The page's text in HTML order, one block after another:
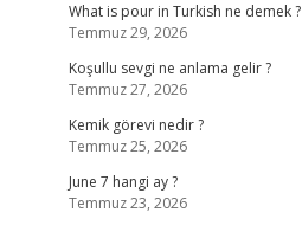
What is pour in Turkish ne demek ?
Temmuz 29, 2026
Koşullu sevgi ne anlama gelir ?
Temmuz 27, 2026
Kemik görevi nedir ?
Temmuz 25, 2026
June 7 hangi ay ?
Temmuz 23, 2026